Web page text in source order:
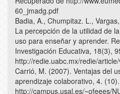
60_jmadg.pdf
Badia, A., Chumpitaz. L.,
La percepción de la utilidad de
uso para enseñar y aprender.
Investigación Educativa, 18(3),
http://redie.uabc.mx/redie/
Carrió, M. (2007). Ventajas del
aprendizaje colaborativo, 4. (10).
http://campus.usal.es/~ofeees/